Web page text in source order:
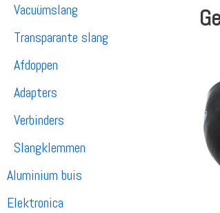
Vacuümslang
Transparante slang
Afdoppen
Adapters
Verbinders
Slangklemmen
Aluminium buis
Elektronica